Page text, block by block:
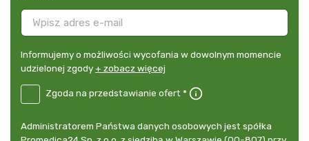
Informujemy
o
wycofania
dowolnym
momencie
Informujemy o możliwości wycofania w dowolnym momencie
udzielonej zgody+ zobacz więcej
DE
Zgoda na przedstawianie ofert *
Administrator
Administratorem Państwa danych osobowych jest spółka